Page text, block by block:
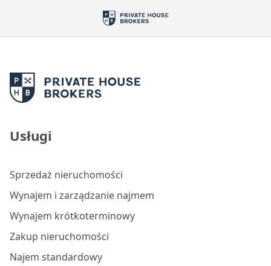
Usługi
Sprzedaż nieruchomości
Wynajem i zarządzanie najmem
Wynajem krótkoterminowy
Zakup nieruchomości
Najem standardowy